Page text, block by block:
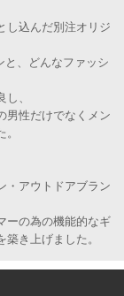
し込んだ別注オリジ
と、どんなファッシ
、
男性だけでなくメン
・アウトドアブラン
ーの為の機能的なギ
き上げました。